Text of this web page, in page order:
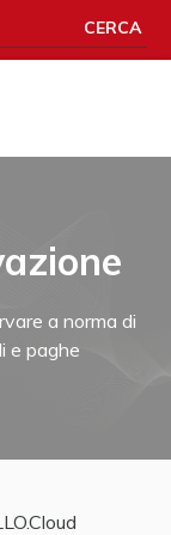
CERCA
a norma di
e paghe